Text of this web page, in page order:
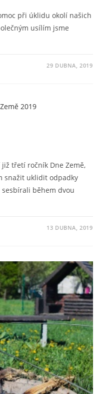
při úklidu okolí našich
usílím jsme
29 DUBNA, 2019
třetí ročník Dne Země,
snažit uklidit odpadky
během dvou
13 DUBNA, 2019